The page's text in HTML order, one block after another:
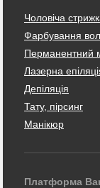
Чоловіча
Фарбування
Перманентний
Лазерна
Депіляція
Тату, пірсинг
Манікюр
Платформа